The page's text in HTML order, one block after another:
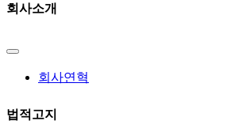
회사소개
회사연혁
법적고지